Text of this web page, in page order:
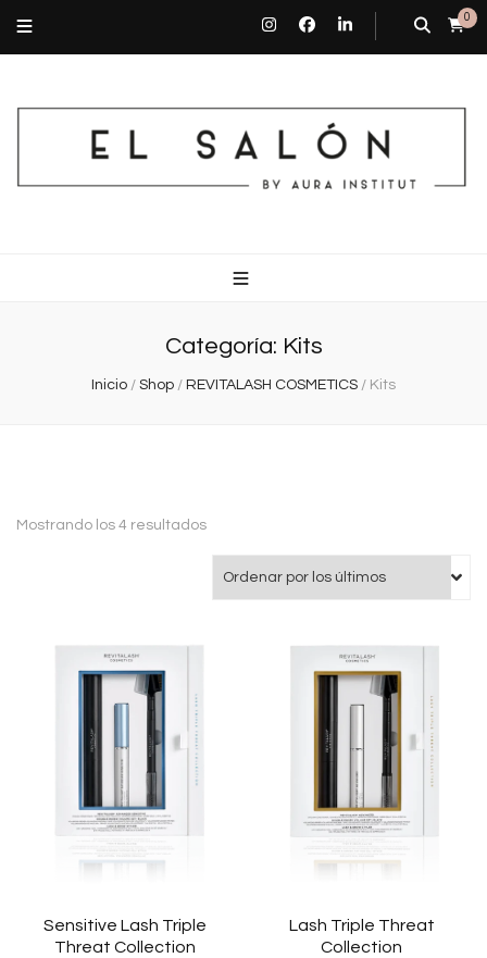
0
Categoría: Kits
Inicio / Shop / REVITALASH COSMETICS / Kits
Mostrando los 4 resultadosOrdenado
los
últimos
Sensitive Lash Triple
Threat Collection
Lash Triple Threat
Collection